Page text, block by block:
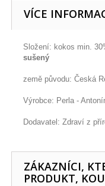
VÍCE
Složení: kokos min.
sušený
země původu: Česká
Výrobce: Perla -
Dodavatel: Zdraví z
ZÁKAZNÍCI,
PRODUKT,